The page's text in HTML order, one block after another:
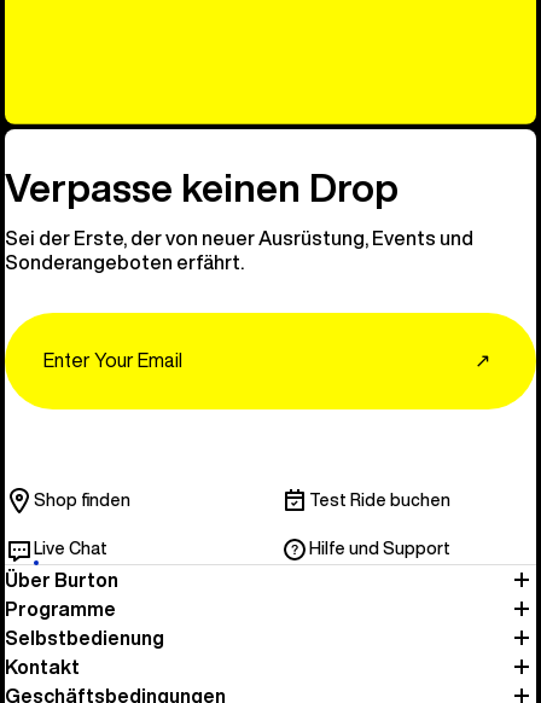
Verpasse keinen Drop
Sei der Erste, der von neuer Ausrüstung, Events und
Sonderangeboten erfährt.
↗
Shop finden Test Ride buchen
Live Chat Hilfe und Support
Über Burton
Programme
Selbstbedienung
Kontakt
Geschäftsbedingungen